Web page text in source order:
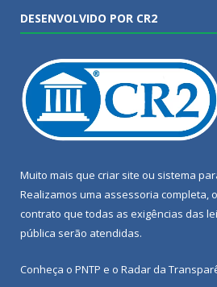
DESENVOLVIDO POR CR2
Muito mais que criar site ou sistema
Realizamos uma assessoria completa,
contrato que todas as exigências das
pública serão atendidas.
Conheça o PNTP e o Radar da